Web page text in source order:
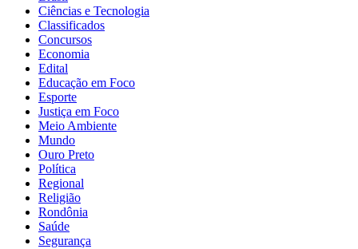
Ciências e Tecnologia
Classificados
Concursos
Economia
Edital
Educação em Foco
Esporte
Justiça em Foco
Meio Ambiente
Mundo
Ouro Preto
Política
Regional
Religião
Rondônia
Saúde
Segurança